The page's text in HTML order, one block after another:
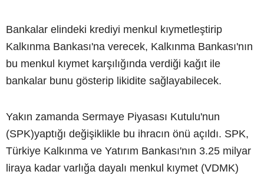
Bankalar elindeki krediyi menkul kıymetleştirip
Kalkınma Bankası'na verecek, Kalkınma Bankası'nın
bu menkul kıymet karşılığında verdiği kağıt ile
bankalar bunu gösterip likidite sağlayabilecek.
Yakın zamanda Sermaye Piyasası Kutulu'nun
(SPK)yaptığı değişiklikle bu ihracın önü açıldı. SPK,
Türkiye Kalkınma ve Yatırım Bankası'nın 3.25 milyar
liraya kadar varlığa dayalı menkul kıymet (VDMK)